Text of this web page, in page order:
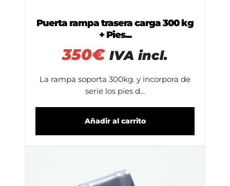
Puerta rampa trasera carga 300 kg
+ Pies...
350€ IVA incl.
La rampa soporta 300kg. y incorpora de
serie los pies d...
Añadir al carrito